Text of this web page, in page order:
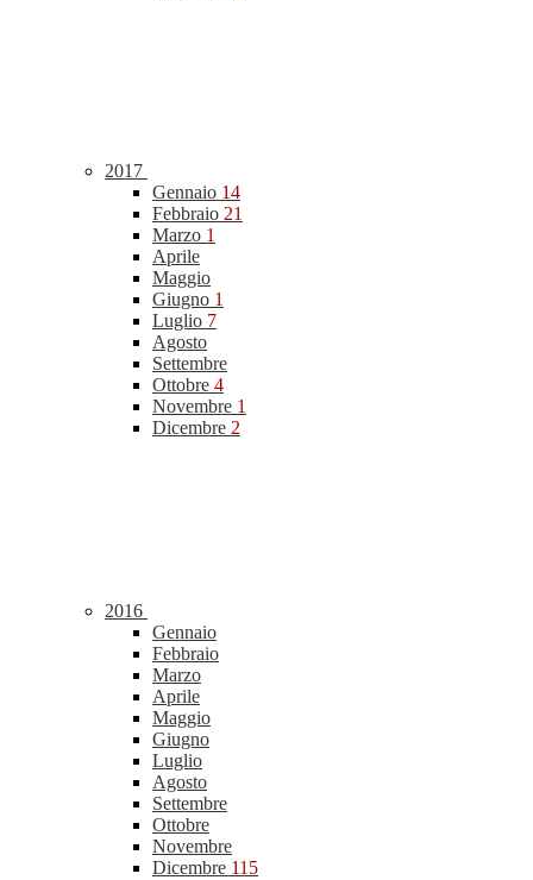
2017
Gennaio 14
Febbraio 21
Marzo 1
Aprile
Maggio
Giugno 1
Luglio 7
Agosto
Settembre
Ottobre 4
Novembre 1
Dicembre 2
2016
Gennaio
Febbraio
Marzo
Aprile
Maggio
Giugno
Luglio
Agosto
Settembre
Ottobre
Novembre
Dicembre 115